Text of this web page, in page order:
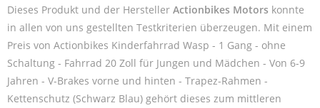
Dieses Produkt und der Hersteller Actionbikes Motors konnte
in allen von uns gestellten Testkriterien überzeugen. Mit einem
Preis von Actionbikes Kinderfahrrad Wasp - 1 Gang - ohne
Schaltung - Fahrrad 20 Zoll für Jungen und Mädchen - Von 6-9
Jahren - V-Brakes vorne und hinten - Trapez-Rahmen -
Kettenschutz (Schwarz Blau) gehört dieses zum mittleren